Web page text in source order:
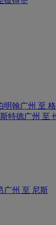
明翰广州 至
特德广州 至
广州 至 尼斯